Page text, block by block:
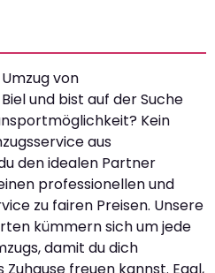
von
und bist auf der Suche
Kein
aus
den idealen Partner
professionellen und
zu fairen Preisen. Unsere
kümmern sich um jede
damit du dich
freuen kannst. Egal,